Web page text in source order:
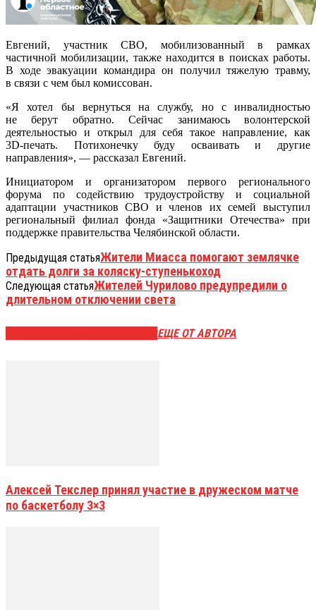
Евгений, участник СВО, мобилизованный в рамках
частичной мобилизации, также находится в поисках работы.
В ходе эвакуации командира он получил тяжелую травму,
в связи с чем был комиссован.
«Я хотел бы вернуться на службу, но с инвалидностью
не берут обратно. Сейчас занимаюсь волонтерской
деятельностью и открыл для себя такое направление, как
3D‑печать. Потихонечку буду осваивать и другие
направления», — рассказал Евгений.
Инициатором и организатором первого регионального
форума по содействию трудоустройству и социальной
адаптации участников СВО и членов их семей выступил
региональный филиал фонда «Защитники Отечества» при
поддержке правительства Челябинской области.
Предыдущая статьяЖители Миасса помогают землячке
отдать долги за коляску-ступенькоход
Следующая статьяЖителей Чурилово предупредили о
длительном отключении света
ЕЩЕ ОТ АВТОРА
Алексей Текслер принял участие в дружеском матче
по баскетболу 3×3